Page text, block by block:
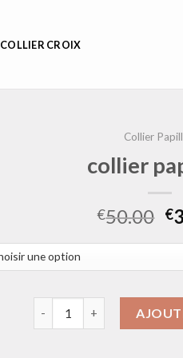
COLLIER CROIX
Collier
collier
€50.00 €